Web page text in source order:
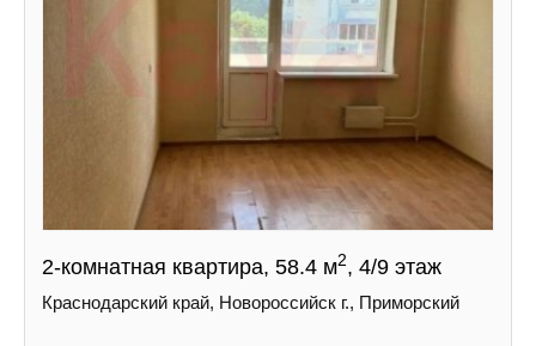
2-комнатная квартира, 58.4 м2, 4/9 этаж
Краснодарский край, Новороссийск г., Приморский